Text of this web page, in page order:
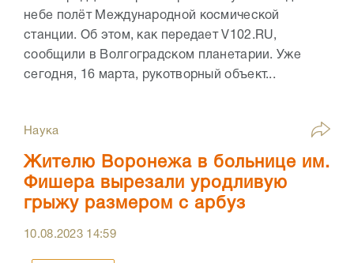
небе полёт Международной космической
станции. Об этом, как передает V102.RU,
сообщили в Волгоградском планетарии. Уже
сегодня, 16 марта, рукотворный объект...
Наука
Жителю Воронежа в больнице им.
Фишера вырезали уродливую
грыжу размером с арбуз
10.08.2023 14:59